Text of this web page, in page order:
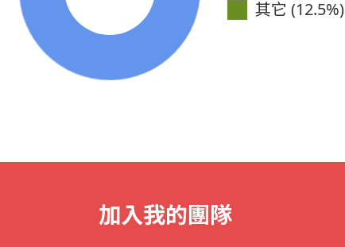
其它 (12.5%)
加入我的團隊